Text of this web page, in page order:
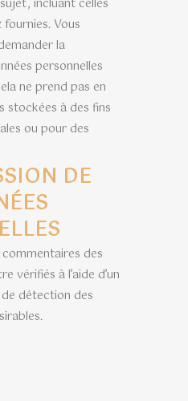
Vous
la
personnelles
ne prend pas en
stockées à des fins
ou pour des
DE
commentaires des
vérifiés à l’aide d’un
détection des